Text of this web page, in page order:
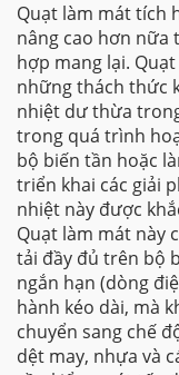
Quạt làm mát tích
nâng cao hơn nữa
hợp mang lại.
những thách thức
nhiệt dư thừa
trong quá trình
bộ biến tần hoặc
triển khai các giải
nhiệt này được
Quạt làm mát này
tải đầy đủ trên bộ
ngắn hạn (dòng
hành kéo dài, mà
chuyển sang chế
dệt may, nhựa và